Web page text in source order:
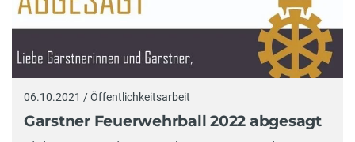
06.10.2021 / Öffentlichkeitsarbeit
Garstner Feuerwehrball 2022 abgesagt